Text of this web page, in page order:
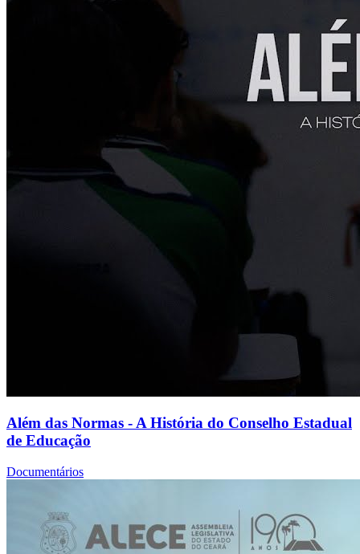
Além das Normas - A História do Conselho Estadual
de Educação
Documentários